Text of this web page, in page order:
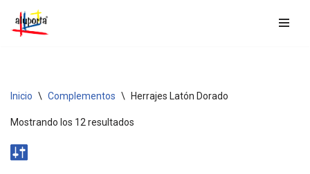
Saltar
Inicio \ Complementos \ Herrajes Latón Dorado
Mostrando los 12 resultados